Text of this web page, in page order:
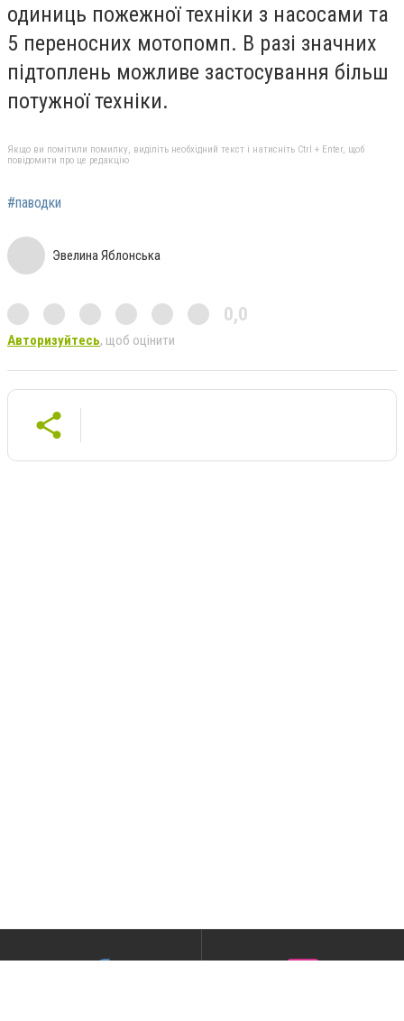
одиниць пожежної техніки з насосами та
5 переносних мотопомп. В разі значних
підтоплень можливе застосування більш
потужної техніки.
Якщо ви помітили помилку, виділіть необхідний текст і натисніть Ctrl + Enter, щоб
повідомити про це редакцію
#паводки
Эвелина Яблонська
0,0
Авторизуйтесь, щоб оцінити